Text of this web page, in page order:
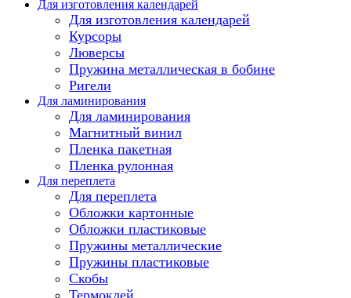
Для изготовления календарей
Для изготовления календарей
Курсоры
Люверсы
Пружина металлическая в бобине
Ригели
Для ламинирования
Для ламинирования
Магнитный винил
Пленка пакетная
Пленка рулонная
Для переплета
Для переплета
Обложки картонные
Обложки пластиковые
Пружины металлические
Пружины пластиковые
Скобы
Термоклей